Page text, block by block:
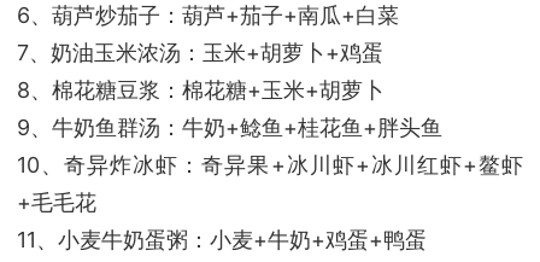
6、葫芦炒茄子：葫芦+茄子+南瓜+白菜
7、奶油玉米浓汤：玉米+胡萝卜+鸡蛋
8、棉花糖豆浆：棉花糖+玉米+胡萝卜
9、牛奶鱼群汤：牛奶+鲶鱼+桂花鱼+胖头鱼
10、奇异炸冰虾：奇异果+冰川虾+冰川红虾+鳌虾
+毛毛花
11、小麦牛奶蛋粥：小麦+牛奶+鸡蛋+鸭蛋